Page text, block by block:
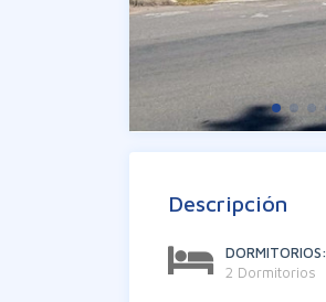
Descripción
DORMITORIOS:
2 Dormitorios